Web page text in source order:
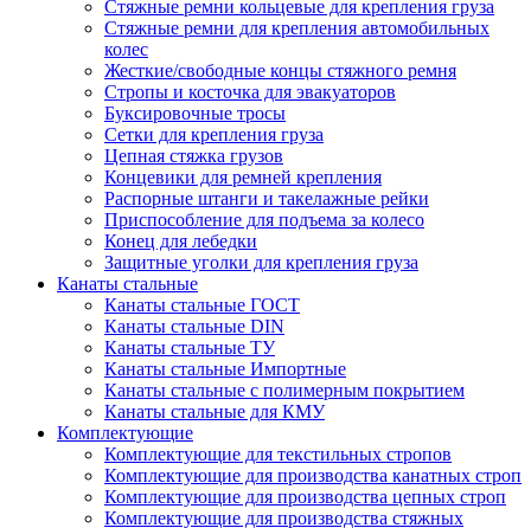
Стяжные ремни кольцевые для крепления груза
Стяжные ремни для крепления автомобильных
колес
Жесткие/свободные концы стяжного ремня
Стропы и косточка для эвакуаторов
Буксировочные тросы
Сетки для крепления груза
Цепная стяжка грузов
Концевики для ремней крепления
Распорные штанги и такелажные рейки
Приспособление для подъема за колесо
Конец для лебедки
Защитные уголки для крепления груза
Канаты стальные
Канаты стальные ГОСТ
Канаты стальные DIN
Канаты стальные ТУ
Канаты стальные Импортные
Канаты стальные с полимерным покрытием
Канаты стальные для КМУ
Комплектующие
Комплектующие для текстильных стропов
Комплектующие для производства канатных строп
Комплектующие для производства цепных строп
Комплектующие для производства стяжных